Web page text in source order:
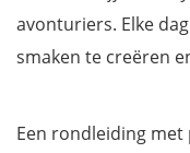
avonturiers. Elke
smaken te creëren
Een rondleiding met